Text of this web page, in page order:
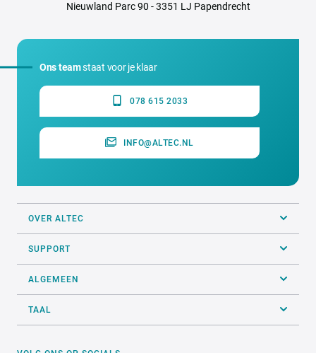
Nieuwland Parc 90 - 3351 LJ Papendrecht
Ons teamstaat voor je klaar
078 615 2033
INFO@ALTEC.NL
OVER ALTEC
SUPPORT
ALGEMEEN
TAAL